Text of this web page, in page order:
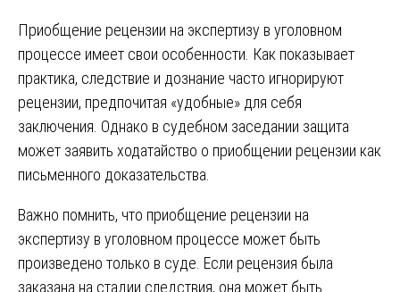
Приобщение рецензии на экспертизу в уголовном
процессе имеет свои особенности. Как показывает
практика, следствие и дознание часто игнорируют
рецензии, предпочитая «удобные» для себя
заключения. Однако в судебном заседании защита
может заявить ходатайство о приобщении рецензии как
письменного доказательства.
Важно помнить, что приобщение рецензии на
экспертизу в уголовном процессе может быть
произведено только в суде. Если рецензия была
заказана на стадии следствия, она может быть